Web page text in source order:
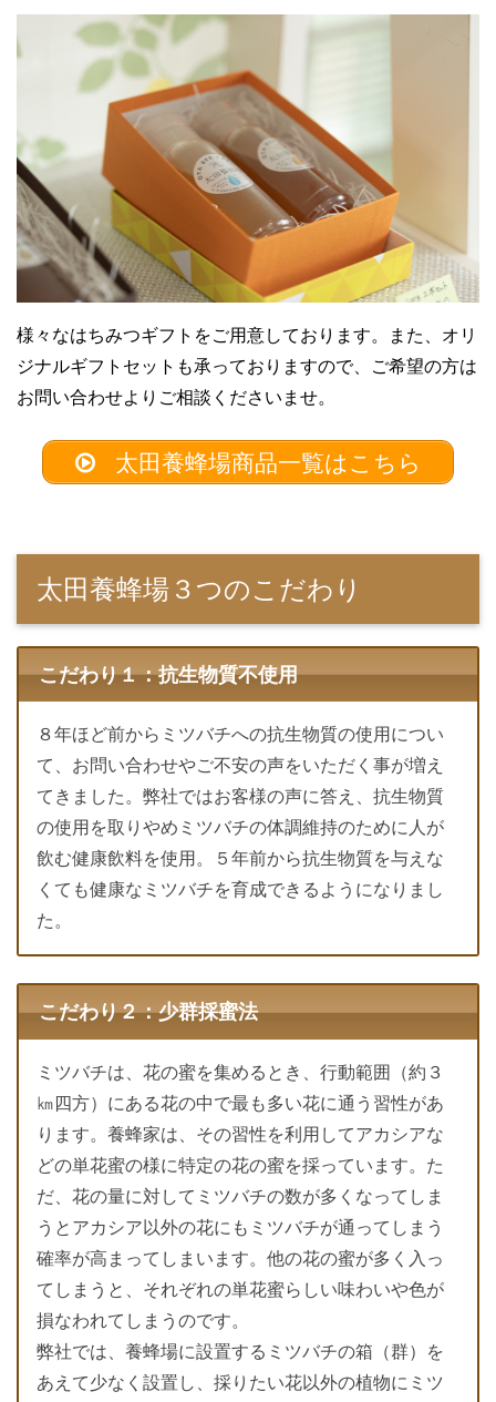
様々なはちみつギフトをご用意しております。また、オリ
ジナルギフトセットも承っておりますので、ご希望の方は
お問い合わせよりご相談くださいませ。
太田養蜂場商品一覧はこちら
太田養蜂場３つのこだわり
こだわり１：抗生物質不使用
８年ほど前からミツバチへの抗生物質の使用につい
て、お問い合わせやご不安の声をいただく事が増え
てきました。弊社ではお客様の声に答え、抗生物質
の使用を取りやめミツバチの体調維持のために人が
飲む健康飲料を使用。５年前から抗生物質を与えな
くても健康なミツバチを育成できるようになりまし
た。
こだわり２：少群採蜜法
ミツバチは、花の蜜を集めるとき、行動範囲（約３
㎞四方）にある花の中で最も多い花に通う習性があ
ります。養蜂家は、その習性を利用してアカシアな
どの単花蜜の様に特定の花の蜜を採っています。た
だ、花の量に対してミツバチの数が多くなってしま
うとアカシア以外の花にもミツバチが通ってしまう
確率が高まってしまいます。他の花の蜜が多く入っ
てしまうと、それぞれの単花蜜らしい味わいや色が
損なわれてしまうのです。
弊社では、養蜂場に設置するミツバチの箱（群）を
あえて少なく設置し、採りたい花以外の植物にミツ